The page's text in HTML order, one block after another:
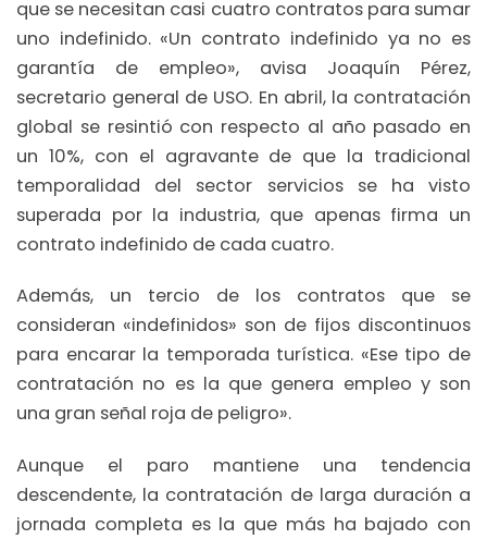
que se necesitan casi cuatro contratos para sumar
uno indefinido. «Un contrato indefinido ya no es
garantía de empleo», avisa Joaquín Pérez,
secretario general de USO. En abril, la contratación
global se resintió con respecto al año pasado en
un 10%, con el agravante de que la tradicional
temporalidad del sector servicios se ha visto
superada por la industria, que apenas firma un
contrato indefinido de cada cuatro.
Además, un tercio de los contratos que se
consideran «indefinidos» son de fijos discontinuos
para encarar la temporada turística. «Ese tipo de
contratación no es la que genera empleo y son
una gran señal roja de peligro».
Aunque el paro mantiene una tendencia
descendente, la contratación de larga duración a
jornada completa es la que más ha bajado con